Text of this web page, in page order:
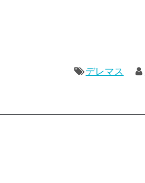
デレマス